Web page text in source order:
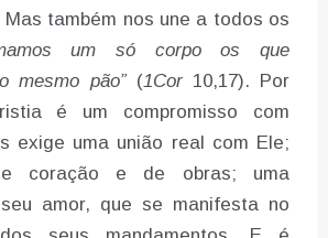
Mas também nos une a todos os
um só corpo os que
mesmo pão”(1Cor10,17). Por
é um compromisso com
exige uma união real com Ele;
coração e de obras; uma
amor, que se manifesta no